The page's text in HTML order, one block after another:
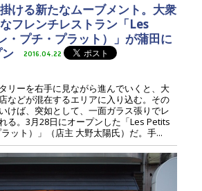
ける新たなムーブメント。大衆
フレンチレストラン「Les
プチ・プラット）」が蒲田に
2016.04.22
リーを右手に見ながら進んでいくと、大
などが混在するエリアに入り込む。その
けば、突如として、一面ガラス張りでレ
る。3月28日にオープンした「Les Petits
ット）」（店主 大野太陽氏）だ。手...